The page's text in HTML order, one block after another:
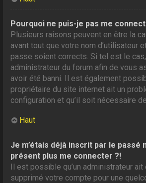
Pourquoi ne puis-je pas me
Plusieurs raisons peuvent en être la
avant tout que votre nom d’utilisateur
passe soient corrects. Si tel est le
administrateur du forum afin de vous
avoir été banni. Il est également
propriétaire du site internet ait un
configuration et qu’il soit nécessaire
Haut
Je m’étais déjà inscrit par le passé
présent plus me connecter ?!
Il est possible qu’un administrateur
supprimé votre compte pour une